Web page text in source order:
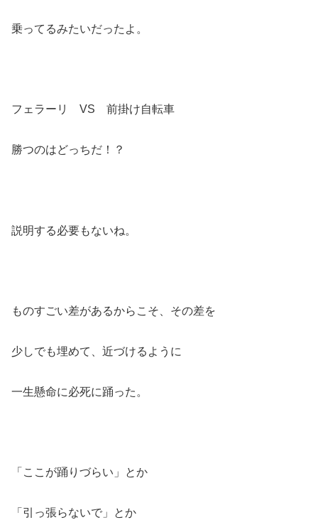
乗ってるみたいだったよ。
フェラーリ VS 前掛け自転車
勝つのはどっちだ！？
説明する必要もないね。
ものすごい差があるからこそ、その差を
少しでも埋めて、近づけるように
一生懸命に必死に踊った。
「ここが踊りづらい」とか
「引っ張らないで」とか